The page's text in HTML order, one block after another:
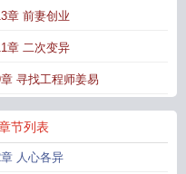
章 前妻创业
章 二次变异
寻找工程师姜易
节列表
人心各异